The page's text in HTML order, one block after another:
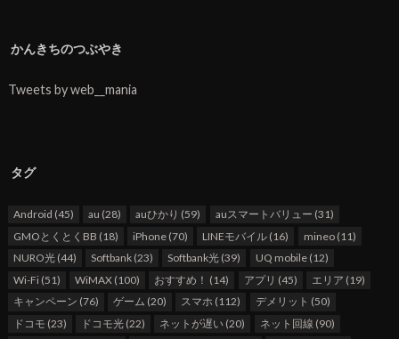
かんきちのつぶやき
Tweets by web__mania
タグ
Android (45) au (28) auひかり (59) auスマートバリュー (31)
GMOとくとくBB (18) iPhone (70) LINEモバイル (16) mineo(11)
NURO光(44) Softbank (23) Softbank光 (39) UQ mobile(12)
Wi-Fi(51) WiMAX (100) おすすめ！ (14) アプリ (45) エリア (19)
キャンペーン (76) ゲーム (20) スマホ (112) デメリット (50)
ドコモ (23) ドコモ光 (22) ネットが遅い (20) ネット回線 (90)